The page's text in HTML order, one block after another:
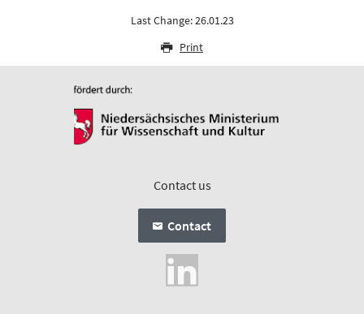
Last Change: 26.01.23
Print
Contact us
Contact